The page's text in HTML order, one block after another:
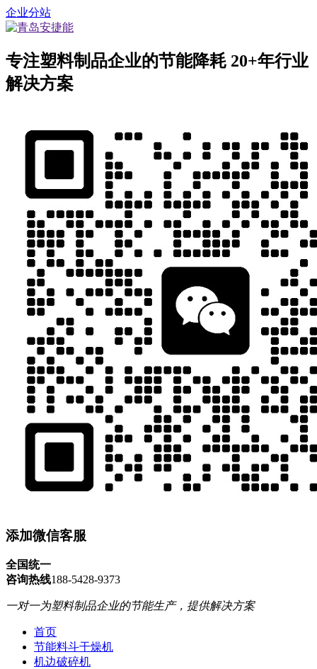
企业分站
专注塑料制品企业的节能降耗 20+年行业
解决方案
添加微信客服
全国统一
咨询热线188-5428-9373
一对一为塑料制品企业的节能生产，提供解决方案
首页
节能料斗干燥机
机边破碎机